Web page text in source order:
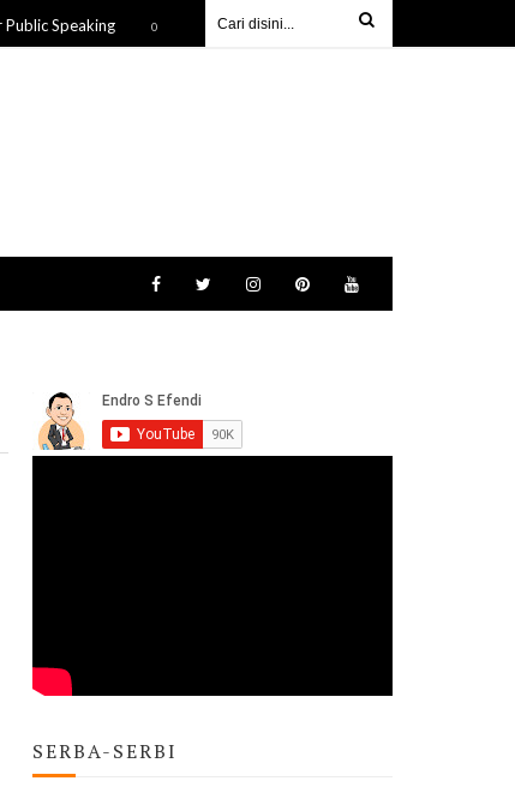
Speaking 08 Sep 2025 Beri Pemahaman Bahaya Perundungan di
SERBA-SERBI